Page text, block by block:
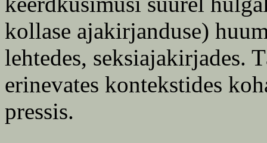
kollase ajakirjanduse)
lehtedes, seksiajakirjades.
erinevates kontekstides
pressis.